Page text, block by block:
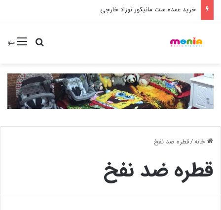
خرید عمده ست مانیکور نوزاد خارجی
منوجستجو
خانه/قطره ضد نفخ
قطره ضد نفخ